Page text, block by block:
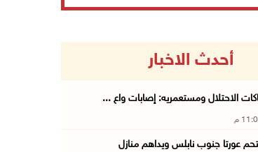
أحدث الاخبار
الاحتلال ومستعمريه: إصابات واع ...
عورتا جنوب نابلس ويداهم منازل